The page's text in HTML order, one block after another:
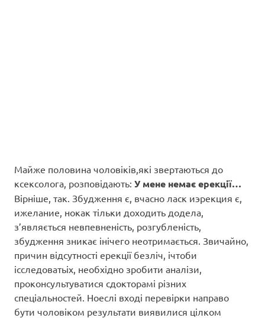
Майже половина чоловіків,які звертаються до
ксексолога, розповідають: У мене немає ерекції…
Вірніше, так. Збудження є, вчасно ласк иэрекция є,
ижелание, нокак тільки доходить додела,
з’являється невпевненість, розгубленість,
збудження зникає інічего неотримається. Звичайно,
причин відсутності ерекції безліч, ічтоби
ісследоватьіх, необхідно зробити аналізи,
проконсультуватися сдокторамі різних
спеціальностей. Ноеслі вході перевірки направо
бути чоловіком результати виявилися цілком